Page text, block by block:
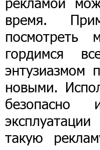
время.
гордимся
энтузиазмом
новыми.
такую